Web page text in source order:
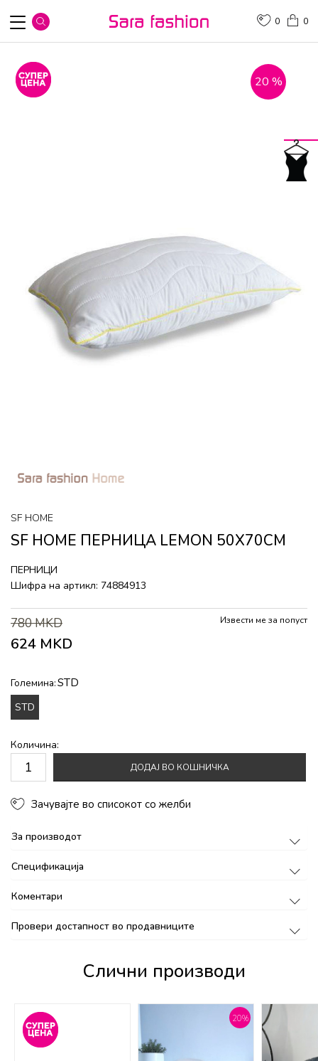
0
0
20 %
SF HOME
SF HOME ПЕРНИЦА LEMON 50X70CM
ПЕРНИЦИ
Шифра на артикл: 74884913
780MKD
624 MKD
Извести ме за попуст
Големина:STD
STD
Количина:
ДОДАЈ ВО КОШНИЧКА
Зачувајте во списокот со желби
За производот
Спецификација
Коментари
Провери достапност во продавниците
Слични производи
20%